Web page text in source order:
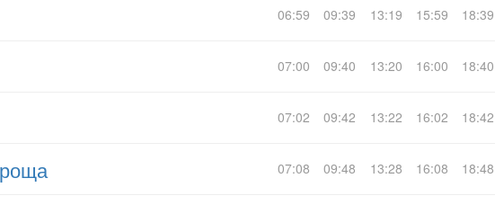
06:59 09:39 13:19 15:59 18:39
07:00 09:40 13:20 16:00 18:40
07:02 09:42 13:22 16:02 18:42
07:08 09:48 13:28 16:08 18:48